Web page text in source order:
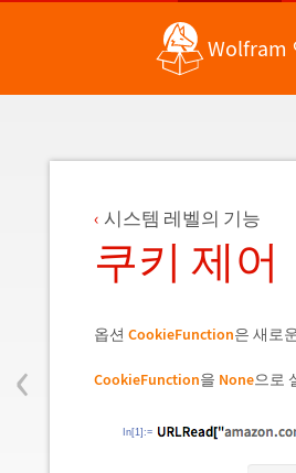
Wolfram
‹
시스템 레벨의 기능
쿠키 제어
옵션 CookieFunction은 새로
CookieFunction을 None으로
In[1]:=